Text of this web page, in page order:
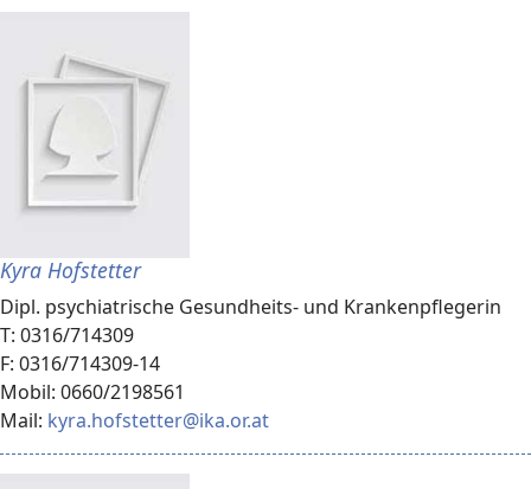
Kyra Hofstetter
Dipl. psychiatrische Gesundheits- und Krankenpflegerin
T: 0316/714309
F: 0316/714309-14
Mobil: 0660/2198561
Mail: kyra.hofstetter@ika.or.at